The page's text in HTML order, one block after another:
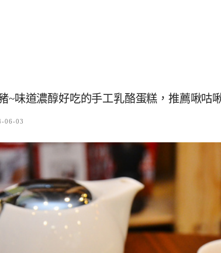
~味道濃醇好吃的手工乳酪蛋糕，推薦啾咕
06-03